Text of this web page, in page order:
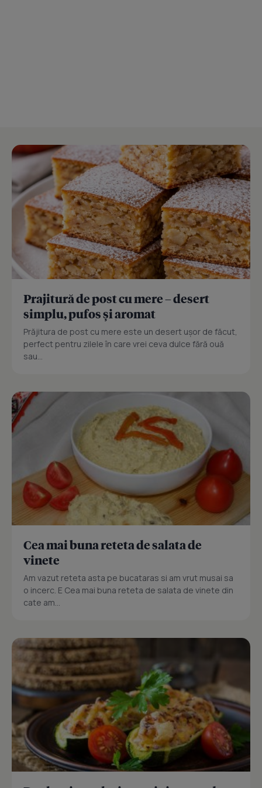
Prajitură de post cu mere – desert
simplu, pufos și aromat
Prăjitura de post cu mere este un desert ușor de făcut,
perfect pentru zilele în care vrei ceva dulce fără ouă
sau...
Cea mai buna reteta de salata de
vinete
Am vazut reteta asta pe bucataras si am vrut musai sa
o incerc. E Cea mai buna reteta de salata de vinete din
cate am...